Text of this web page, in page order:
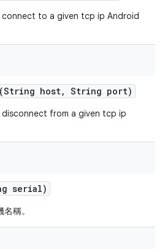
to a given tcp ip Android
(String host, String port)
from a given tcp ip
serial)
稱。